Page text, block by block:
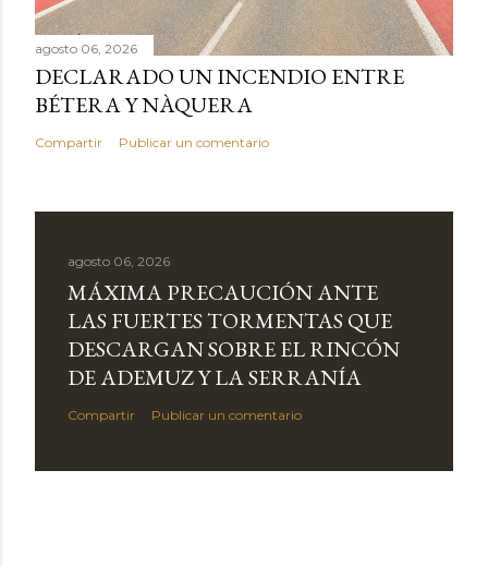
agosto 06, 2026
DECLARADO UN INCENDIO ENTRE
BÉTERA Y NÀQUERA
Compartir Publicar un comentario
agosto 06, 2026
MÁXIMA PRECAUCIÓN ANTE
LAS FUERTES TORMENTAS QUE
DESCARGAN SOBRE EL RINCÓN
DE ADEMUZ Y LA SERRANÍA
Compartir Publicar un comentario